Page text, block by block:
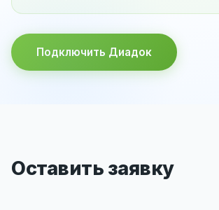
Подключить Диадок
Оставить заявку